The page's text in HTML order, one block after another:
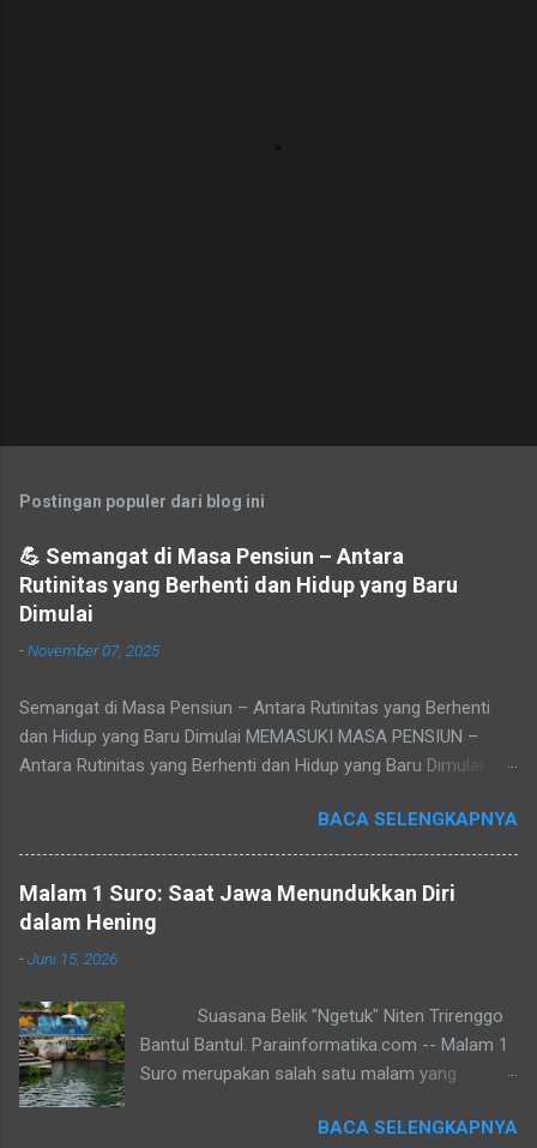
Postingan populer dari blog ini
💪 Semangat di Masa Pensiun – Antara
Rutinitas yang Berhenti dan Hidup yang Baru
Dimulai
-November 07, 2025
Semangat di Masa Pensiun – Antara Rutinitas yang Berhenti
dan Hidup yang Baru Dimulai MEMASUKI MASA PENSIUN –
Antara Rutinitas yang Berhenti dan Hidup yang Baru Dimulai
datang setelah rutinitas berakhir, dan peluang baru untuk
menemukan jati diri. Tidak ada yang bisa menghindari waktu.
Cepat atau lambat, setiap pegawai akan tiba pada masa yang
disebut pensiun — masa di mana rutinitas berhenti, namun
hidup sejatinya baru dimulai. Baca juga: Jasa Pembuatan
Website sederhana untuk Pemula Masa purna tugas seringkali
Pensiun datang seiring pertambahan usia, dan jauh-jauh hari
sebenarnya setiap orang sudah tahu kapan waktunya tiba.
Pensiun atau purna tugas adalah tahap akhir dari perjalanan
kerja seseorang. Ia bukan sekadar pemutusan hubungan kerja,
tetapi proses alamiah untuk mengembalikan seseorang ke
BACA SELENGKAPNYA
Malam 1 Suro: Saat Jawa Menundukkan Diri
dalam Hening
-Juni 15, 2026
Suasana Belik "Ngetuk" Niten Trirenggo
Bantul Bantul. Parainformatika.com -- Malam 1
Suro merupakan salah satu malam yang
Jawa. Malam ini menandai pergantian tahun
BACA SELENGKAPNYA